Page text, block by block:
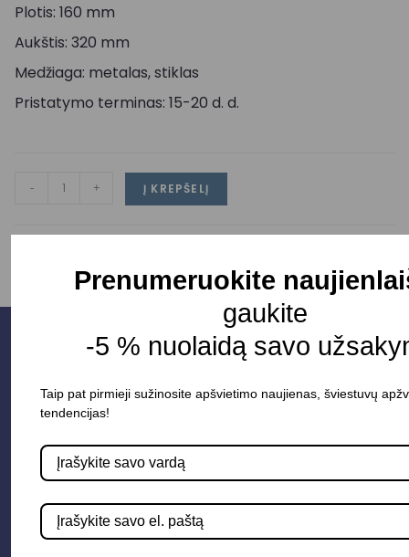
Plotis: 160 mm
Aukštis: 320 mm
Medžiaga: metalas, stiklas
Pristatymo terminas: 15-20 d. d.
- + Į KREPŠELĮ
Parduotuvė
Prenumeruokite
gaukite
-5 % nuolaidą savo
Taip pat pirmieji sužinosite apšvietimo naujienas, šviestuvų
tendencijas!